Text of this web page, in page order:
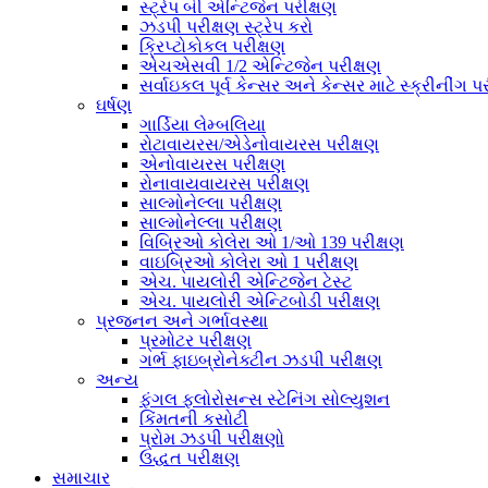
સ્ટ્રેપ બી એન્ટિજેન પરીક્ષણ
ઝડપી પરીક્ષણ સ્ટ્રેપ કરો
ક્રિપ્ટોકોકલ પરીક્ષણ
એચએસવી 1/2 એન્ટિજેન પરીક્ષણ
સર્વાઇકલ પૂર્વ કેન્સર અને કેન્સર માટે સ્ક્રીનીંગ
ઘર્ષણ
ગાર્ડિયા લેમ્બલિયા
રોટાવાયરસ/એડેનોવાયરસ પરીક્ષણ
એનોવાયરસ પરીક્ષણ
રોનાવાયવાયરસ પરીક્ષણ
સાલ્મોનેલ્લા પરીક્ષણ
સાલ્મોનેલ્લા પરીક્ષણ
વિબ્રિઓ કોલેરા ઓ 1/ઓ 139 પરીક્ષણ
વાઇબ્રિઓ કોલેરા ઓ 1 પરીક્ષણ
એચ. પાયલોરી એન્ટિજેન ટેસ્ટ
એચ. પાયલોરી એન્ટિબોડી પરીક્ષણ
પ્રજનન અને ગર્ભાવસ્થા
પ્રમોટર પરીક્ષણ
ગર્ભ ફાઇબ્રોનેક્ટીન ઝડપી પરીક્ષણ
અન્ય
ફંગલ ફ્લોરોસન્સ સ્ટેનિંગ સોલ્યુશન
કિંમતની કસોટી
પ્રોમ ઝડપી પરીક્ષણો
ઉદ્ધત પરીક્ષણ
સમાચાર